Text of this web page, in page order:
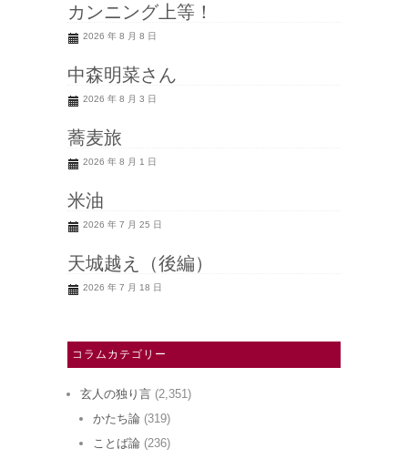
カンニング上等！
2026 年 8 月 8 日
中森明菜さん
2026 年 8 月 3 日
蕎麦旅
2026 年 8 月 1 日
米油
2026 年 7 月 25 日
天城越え（後編）
2026 年 7 月 18 日
コラムカテゴリー
玄人の独り言 (2,351)
かたち論 (319)
ことば論 (236)